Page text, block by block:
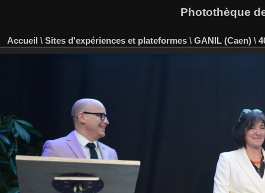
Photothèque
Accueil \ Sites d'expériences et plateformes \ GANIL (Caen) \